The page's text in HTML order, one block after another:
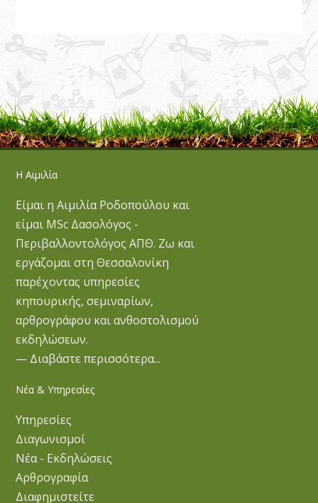
Η Αιμιλία
Είμαι η Αιμιλία Ροδοπούλου και
είμαι MSc Δασολόγος -
Περιβαλλοντολόγος ΑΠΘ. Ζω και
εργάζομαι στη Θεσσαλονίκη
παρέχοντας υπηρεσίες
κηπουρικής, σεμιναρίων,
αρθρογράφου και ανθοστολισμού
εκδηλώσεων.
— Διαβάστε περισσότερα...
Νέα & Υπηρεσίες
Υπηρεσίες
Διαγωνισμοί
Νέα - Εκδηλώσεις
Αρθρογραφία
Διαφημιστείτε